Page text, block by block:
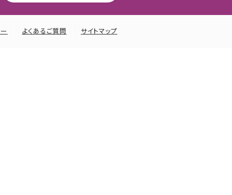
よくあるご質問 サイトマップ